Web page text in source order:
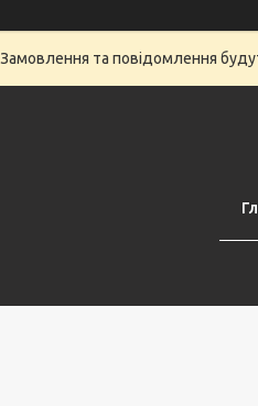
Замовлення та повідомлення